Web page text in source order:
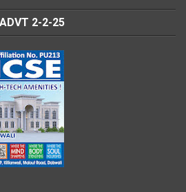
ADVT 2-2-25